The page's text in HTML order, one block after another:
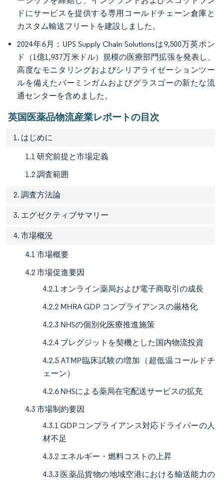
ドにサービスを提供する専用コールドチェーン倉庫と
カスタム輸送フリートを建設しました。
2024年6月：UPS Supply Chain Solutionsは9,500万英ポン
ド（1億1,937万米ドル）規模の医療部門拡張を発表し、
高度なモニタリングおよびシリアライゼーションツー
ルを備えたバーミンガムおよびグラスゴーの新たな流
通センターを含めました。
英国医薬品物流産業レポートの目次
1. はじめに
1.1 研究前提と市場定義
1.2 調査範囲
2. 調査方法論
3. エグゼクティブサマリー
4. 市場概況
4.1 市場概要
4.2 市場促進要因
4.2.1 オンライン薬局および電子商取引の成長
4.2.2 MHRA GDP コンプライアンスの厳格化
4.2.3 NHSの個別化医療推進施策
4.2.4 ブレグジットを契機とした国内物流投資
4.2.5 ATMP臨床試験の増加（超低温コールドチ
ェーン）
4.2.6 NHSによる薬局在宅配送サービスの拡充
4.3 市場制約要因
4.3.1 GDPコンプライアンス対応ドライバーの人
材不足
4.3.2 エネルギー・燃料コストの上昇
4.3.3 医薬品貨物の地域空港における輸送能力の